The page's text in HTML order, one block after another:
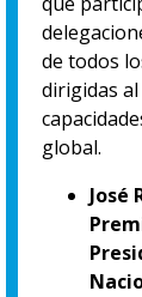
de todos
dirigidas
global.
José